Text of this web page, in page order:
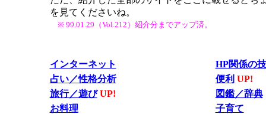
を見てくださいね。
※ 99.01.29（Vol.212）紹介分までアップ済。
インターネット
HP関係の
占い／性格分析
便利 UP!
旅行／遊び UP!
図鑑／辞典
お料理
子育て